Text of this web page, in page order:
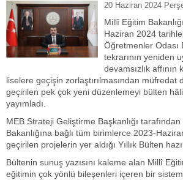
20 Haziran 2024
Millî Eğitim
Haziran 2024
Öğretmenler Odası
tekrarının yeniden
devamsızlık affının
liselere geçişin zorlaştırılmasından müfredat
geçirilen pek çok yeni düzenlemeyi bülten
yayımladı.
MEB Strateji Geliştirme Başkanlığı
Bakanlığına bağlı tüm birimlerce 2023-
geçirilen projelerin yer aldığı Yıllık Bülten
Bültenin sunuş yazısını kaleme alan Millî
eğitimin çok yönlü bileşenleri içeren bir